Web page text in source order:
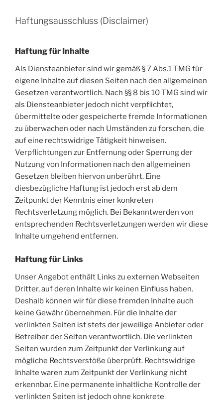
Haftungsausschluss (Disclaimer)
Haftung für Inhalte
Als Diensteanbieter sind wir gemäß § 7 Abs.1 TMG für
eigene Inhalte auf diesen Seiten nach den allgemeinen
Gesetzen verantwortlich. Nach §§ 8 bis 10 TMG sind wir
als Diensteanbieter jedoch nicht verpflichtet,
übermittelte oder gespeicherte fremde Informationen
zu überwachen oder nach Umständen zu forschen, die
auf eine rechtswidrige Tätigkeit hinweisen.
Verpflichtungen zur Entfernung oder Sperrung der
Nutzung von Informationen nach den allgemeinen
Gesetzen bleiben hiervon unberührt. Eine
diesbezügliche Haftung ist jedoch erst ab dem
Zeitpunkt der Kenntnis einer konkreten
Rechtsverletzung möglich. Bei Bekanntwerden von
entsprechenden Rechtsverletzungen werden wir diese
Inhalte umgehend entfernen.
Haftung für Links
Unser Angebot enthält Links zu externen Webseiten
Dritter, auf deren Inhalte wir keinen Einfluss haben.
Deshalb können wir für diese fremden Inhalte auch
keine Gewähr übernehmen. Für die Inhalte der
verlinkten Seiten ist stets der jeweilige Anbieter oder
Betreiber der Seiten verantwortlich. Die verlinkten
Seiten wurden zum Zeitpunkt der Verlinkung auf
mögliche Rechtsverstöße überprüft. Rechtswidrige
Inhalte waren zum Zeitpunkt der Verlinkung nicht
erkennbar. Eine permanente inhaltliche Kontrolle der
verlinkten Seiten ist jedoch ohne konkrete